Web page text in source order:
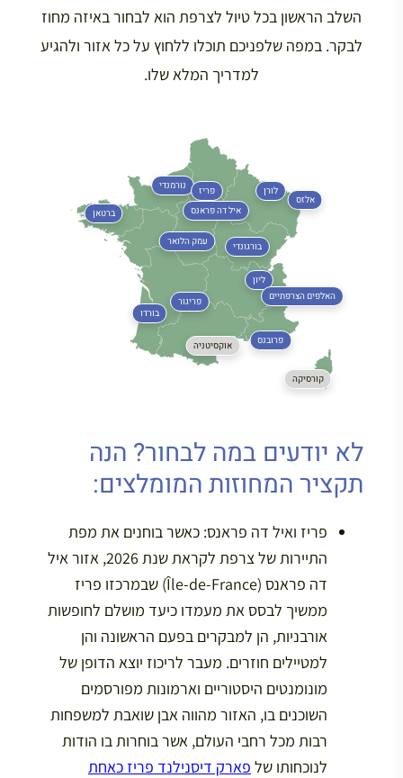
השלב הראשון בכל טיול לצרפת הוא לבחור באיזה מחוז
לבקר. במפה שלפניכם תוכלו ללחוץ על כל אזור ולהגיע
למדריך המלא שלו.
נורמנדי פריז לורן
אלזס
איל דה פראנס
ברטאן
עמק הלואר בורגונדי
ליון
האלפים הצרפתיים
פריגור
בורדו
פרובנס אוקסיטניה
קורסיקה
לא יודעים במה לבחור? הנה
תקציר המחוזות המומלצים:
פריז ואיל דה פראנס: כאשר בוחנים את מפת
התיירות של צרפת לקראת שנת 2026, אזור איל
דה פראנס (Île-de-France) שבמרכזו פריז
ממשיך לבסס את מעמדו כיעד מושלם לחופשות
אורבניות, הן למבקרים בפעם הראשונה והן
למטיילים חוזרים. מעבר לריכוז יוצא הדופן של
מונומנטים היסטוריים וארמונות מפורסמים
השוכנים בו, האזור מהווה אבן שואבת למשפחות
רבות מכל רחבי העולם, אשר בוחרות בו הודות
לנוכחותו של פארק דיסנילנד פריז כאחת